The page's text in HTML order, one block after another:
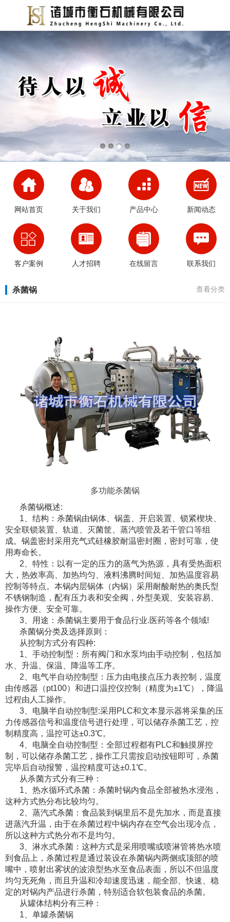
网站首页 关于我们 产品中心 新闻动态
客户案例 人才招聘 在线留言 联系我们
杀菌锅 查看分类
多功能杀菌锅
杀菌锅概述:
1、结构：杀菌锅由锅体、锅盖、开启装置、锁紧楔块、
安全联锁装置、轨道、灭菌筐、蒸汽喷管及若干管口等组
成。锅盖密封采用充气式硅橡胶耐温密封圈，密封可靠，使
用寿命长。
2、特性：以有一定的压力的蒸气为热源，具有受热面积
大，热效率高、加热均匀、液料沸腾时间短、加热温度容易
控制等特点。本锅内层锅体（内锅）采用耐酸耐热的奥氏型
不锈钢制造，配有压力表和安全阀，外型美观、安装容易、
操作方便、安全可靠。
3、用途：杀菌锅主要用于食品行业.医药等各个领域!
杀菌锅分类及选择原则：
从控制方式分有四种:
1、手动控制型：所有阀门和水泵均由手动控制，包括加
水、升温、保温、降温等工序。
2、电气半自动控制型：压力由电接点压力表控制，温度
由传感器（pt100）和进口温控仪控制（精度为±1℃），降温
过程由人工操作。
3、电脑半自动控制型:采用PLC和文本显示器将采集的压
力传感器信号和温度信号进行处理，可以储存杀菌工艺，控
制精度高，温控可达±0.3℃。
4、电脑全自动控制型：全部过程都有PLC和触摸屏控
制，可以储存杀菌工艺，操作工只需按启动按钮即可，杀菌
完毕后自动报警，温控精度可达±0.1℃。
从杀菌方式分有三种：
1、热水循环式杀菌：杀菌时锅内食品全部被热水浸泡，
这种方式热分布比较均匀。
2、蒸汽式杀菌：食品装到锅里后不是先加水，而是直接
进蒸汽升温，由于在杀菌过程中锅内存在空气会出现冷点，
所以这种方式热分布不是均匀。
3、淋水式杀菌：这种方式是采用喷嘴或喷淋管将热水喷
到食品上，杀菌过程是通过装设在杀菌锅内两侧或顶部的喷
嘴中，喷射出雾状的波浪型热水至食品表面，所以不但温度
均匀无死角，而且升温和冷却速度迅速，能全部、快速、稳
定的对锅内产品进行杀菌，特别适合软包装食品的杀菌。
从罐体结构分有三种：
1、单罐杀菌锅